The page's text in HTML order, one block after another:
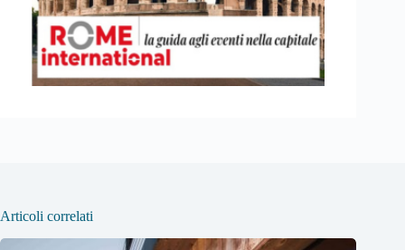
Articoli correlati